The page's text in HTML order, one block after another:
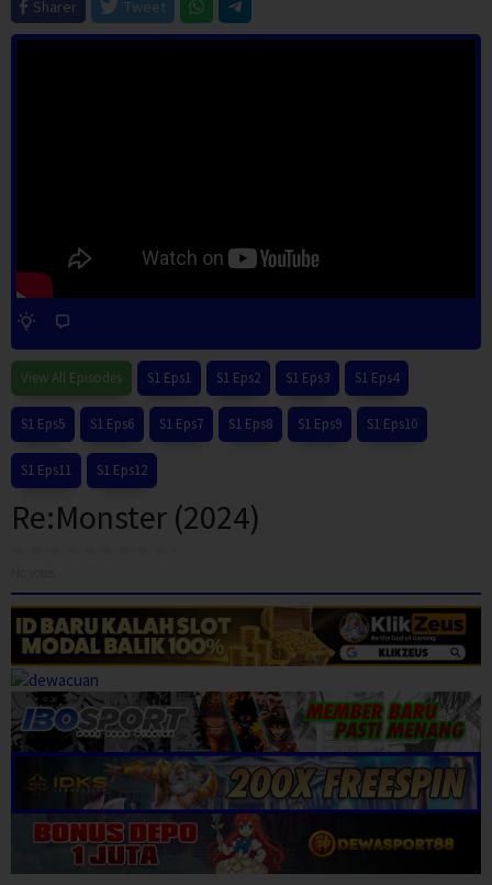
Sharer
Tweet
View All Episodes S1 Eps1 S1 Eps2 S1 Eps3 S1 Eps4
S1 Eps5 S1 Eps6 S1 Eps7 S1 Eps8 S1 Eps9 S1 Eps10
S1 Eps11 S1 Eps12
Re:Monster (2024)